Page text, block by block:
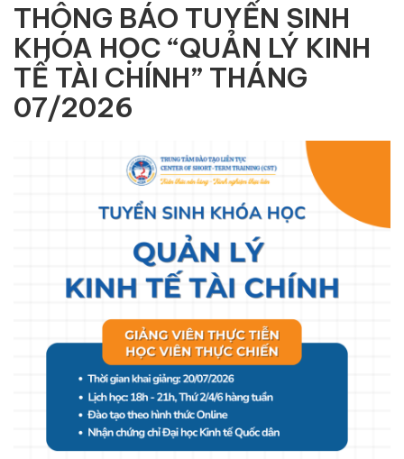
THÔNG BÁO TUYỂN SINH
KHÓA HỌC “QUẢN LÝ KINH
TẾ TÀI CHÍNH” THÁNG
07/2026